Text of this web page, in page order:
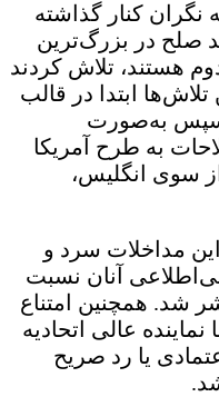
کنار گذاشته
صلح در بزرگ‌ترین
هستند، تلاش کردند
تلاش‌ها ابتدا در قالب
سپس به‌صورت
به طرح آمریکا
سوی انگلیس،
مداخلات سرد و
آنان نسبت
شد. همچنین امتناع
عالی اتحادیه
یا رد صریح